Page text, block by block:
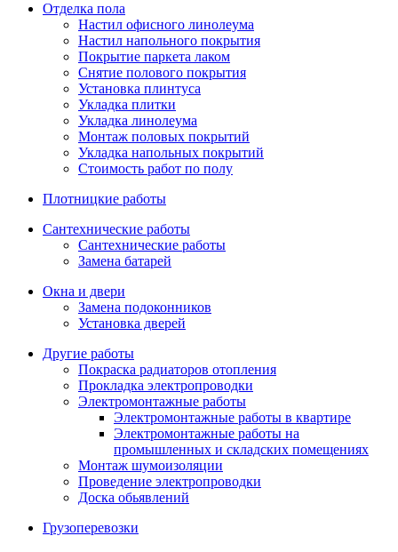
Отделка пола
Настил офисного линолеума
Настил напольного покрытия
Покрытие паркета лаком
Снятие полового покрытия
Установка плинтуса
Укладка плитки
Укладка линолеума
Монтаж половых покрытий
Укладка напольных покрытий
Стоимость работ по полу
Плотницкие работы
Сантехнические работы
Сантехнические работы
Замена батарей
Окна и двери
Замена подоконников
Установка дверей
Другие работы
Покраска радиаторов отопления
Прокладка электропроводки
Электромонтажные работы
Электромонтажные работы в квартире
Электромонтажные работы на
промышленных и складских помещениях
Монтаж шумоизоляции
Проведение электропроводки
Доска обьявлений
Грузоперевозки